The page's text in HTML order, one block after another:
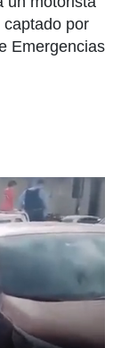
captado por
Emergencias